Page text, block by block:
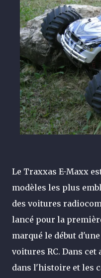
Le Traxxas E-Maxx
modèles les plus
des voitures
lancé pour la
marqué le début
voitures RC. Dans
dans l'histoire et les